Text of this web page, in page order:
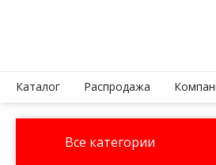
Каталог Распродажа
Все категории